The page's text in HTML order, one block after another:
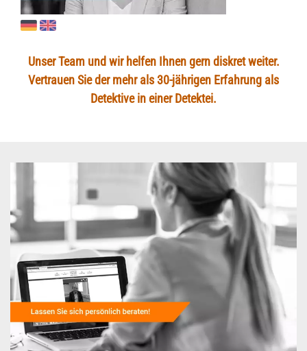
Unser Team und wir helfen Ihnen gern diskret weiter.
Vertrauen Sie der mehr als 30-jährigen Erfahrung als
Detektive in einer Detektei.